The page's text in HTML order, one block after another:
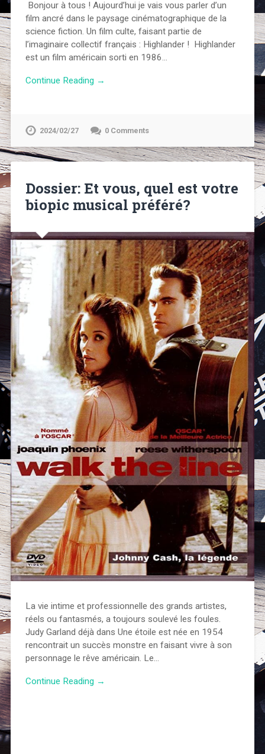
Bonjour à tous ! Aujourd’hui je vais vous parler d’un
film ancré dans le paysage cinématographique de la
science fiction. Un film culte, faisant partie de
l’imaginaire collectif français : Highlander ! Highlander
est un film américain sorti en 1986…
Continue Reading →
2024/02/27 0 Comments
Dossier: Et vous, quel est votre
biopic musical préféré?
La vie intime et professionnelle des grands artistes,
réels ou fantasmés, a toujours soulevé les foules.
Judy Garland déjà dans Une étoile est née en 1954
rencontrait un succès monstre en faisant vivre à son
personnage le rêve américain. Le…
Continue Reading →